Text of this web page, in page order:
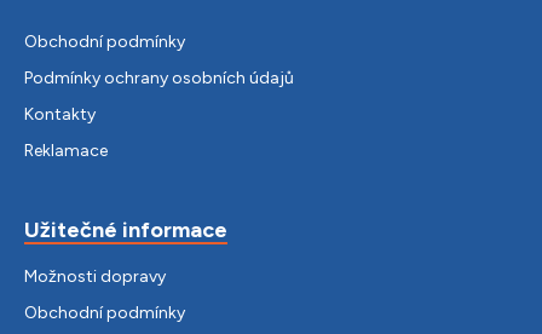
Obchodní podmínky
Podmínky ochrany osobních údajů
Kontakty
Reklamace
Užitečné informace
Možnosti dopravy
Obchodní podmínky